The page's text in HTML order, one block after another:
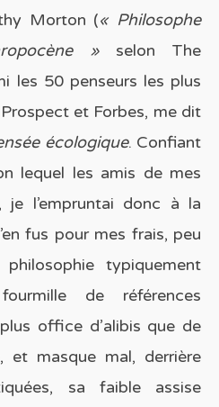
Morton (« Philosophe
»selon The
les 50 penseurs les plus
et Forbes, me dit
écologique. Confiant
lequel les amis de mes
l’empruntai donc à la
fus pour mes frais, peu
typiquement
de références
office d’alibis que de
et masque mal, derrière
sa faible assise